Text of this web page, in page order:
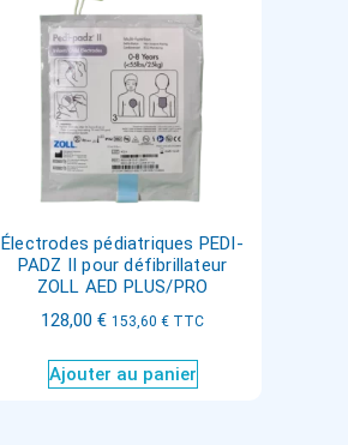
Électrodes pédiatriques PEDI-
PADZ II pour défibrillateur
ZOLL AED PLUS/PRO
128,00 € 153,60 € TTC
Ajouter au panier